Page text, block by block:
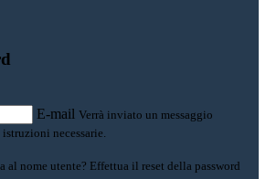
E-mail Verrà inviato un messaggio
necessarie.
al nome utente? Effettua il reset della password